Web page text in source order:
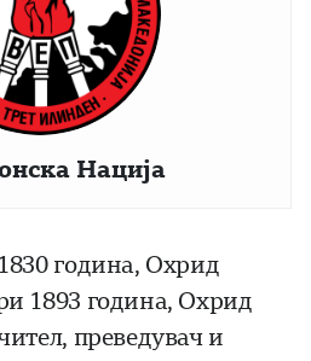
Нација
година, Охрид
1893 година, Охрид
преведувач и